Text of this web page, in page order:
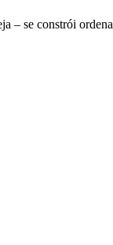
– se constrói